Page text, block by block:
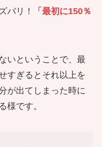
バリ！
「最初に150％
いということで、最
すぎるとそれ以上を
が出てしまった時に
様です。